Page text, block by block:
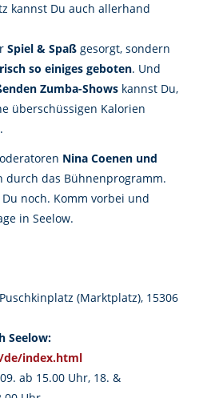
kannst Du auch allerhand
Spiel & Spaß gesorgt, sondern
so einiges geboten. Und
Zumba-Shows kannst Du,
überschüssigen Kalorien
Nina Coenen und
durch das Bühnenprogramm.
noch. Komm vorbei und
in Seelow.
Puschkinplatz (Marktplatz), 15306
Seelow:
index.html
ab 15.00 Uhr, 18. &